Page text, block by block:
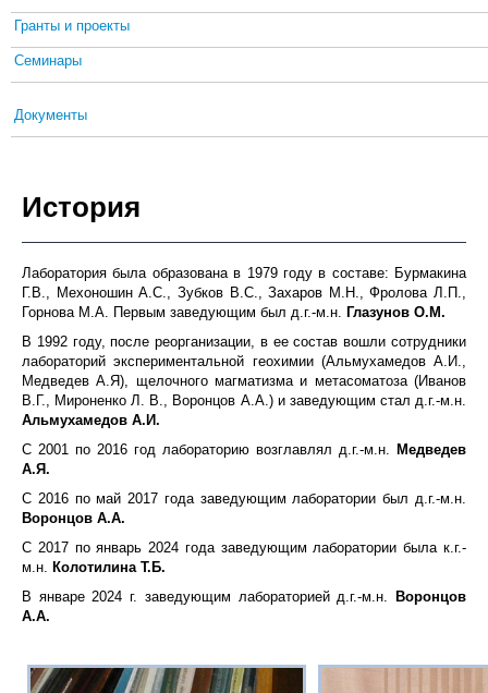
Гранты и проекты
Семинары
Документы
История
Лаборатория была образована в 1979 году в составе: Бурмакина
Г.В., Мехоношин А.С., Зубков В.С., Захаров М.Н., Фролова Л.П.,
Горнова М.А. Первым заведующим был д.г.-м.н. Глазунов О.М.
В 1992 году, после реорганизации, в ее состав вошли сотрудники
лабораторий экспериментальной геохимии (Альмухамедов А.И.,
Медведев А.Я), щелочного магматизма и метасоматоза (Иванов
В.Г., Мироненко Л. В., Воронцов А.А.) и заведующим стал д.г.-м.н.
Альмухамедов А.И.
С 2001 по 2016 год лабораторию возглавлял д.г.-м.н. Медведев
А.Я.
С 2016 по май 2017 года заведующим лаборатории был д.г.-м.н.
Воронцов А.А.
С 2017 по январь 2024 года заведующим лаборатории была к.г.-
м.н. Колотилина Т.Б.
В январе 2024 г. заведующим лабораторией д.г.-м.н. Воронцов
А.А.